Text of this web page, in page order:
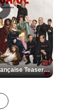
De la Comédie-Française Teaser VF